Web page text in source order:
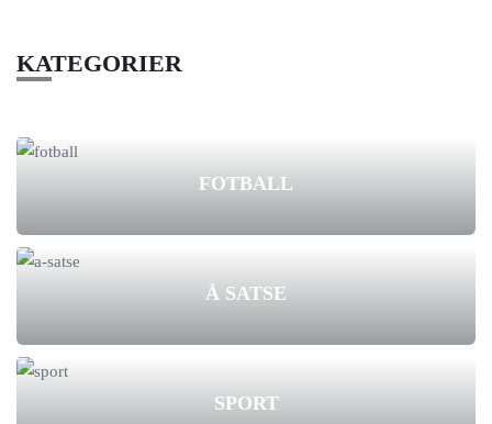
KATEGORIER
FOTBALL
Å SATSE
SPORT